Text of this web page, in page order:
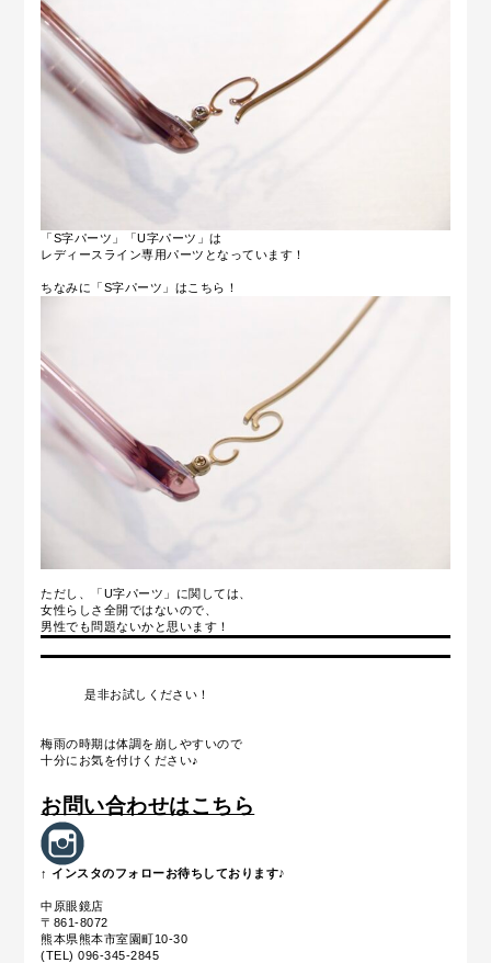
「S字パーツ」「U字パーツ 」は
レディースライン専用パーツとなっています！
ちなみに「S字パーツ」はこちら！
ただし、 「U字パーツ 」に関しては、
女性らしさ全開ではないので、
男性でも問題ないかと思います！
是非お試しください！
梅雨の時期は体調を崩しやすいので
十分にお気を付けください♪
お問い合わせはこちら
↑ インスタのフォローお待ちしております♪
中原眼鏡店
〒861-8072
熊本県熊本市室園町10-30
(TEL) 096-345-2845